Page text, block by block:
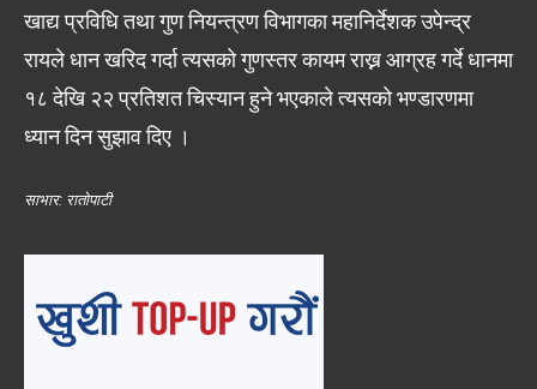
खाद्य प्रविधि तथा गुण नियन्त्रण विभागका महानिर्देशक उपेन्द्र
रायले धान खरिद गर्दा त्यसको गुणस्तर कायम राख्न आग्रह गर्दे धानमा
१८ देखि २२ प्रतिशत चिस्यान हुने भएकाले त्यसको भण्डारणमा
ध्यान दिन सुझाव दिए ।
साभार: रातोपाटी